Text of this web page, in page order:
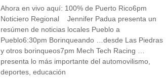
Ahora en vivo aquí: 100% de Puerto Rico6pm
Noticiero Regional Jennifer Padua presenta un
resúmen de noticias locales Pueblo a
Pueblo6:30pm Borinqueando …desde Las Piedras
y otros borinqueos7pm Mech Tech Racing …
presenta lo más importante del automovilismo,
deportes, educación